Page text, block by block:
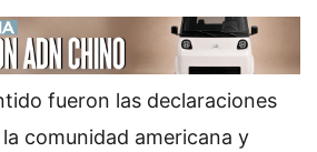
fueron las declaraciones
comunidad americana y